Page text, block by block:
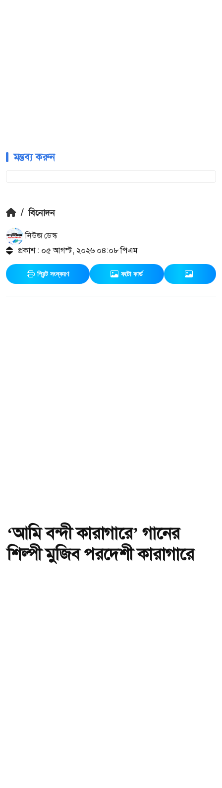
মন্তব্য করুন
/ বিনোদন
নিউজ ডেস্ক
প্রকাশ : ০৫ আগস্ট, ২০২৬ ০৪:০৮ পিএম
প্রিন্ট সংস্করণ ফটো কার্ড
‘আমি বন্দী কারাগারে’ গানের
শিল্পী মুজিব পরদেশী কারাগারে